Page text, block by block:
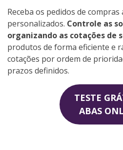
Receba os pedidos de
personalizados. Controle as
organizando as cotações de
produtos de forma eficiente e
cotações por ordem de
prazos definidos.
TESTE
ABAS